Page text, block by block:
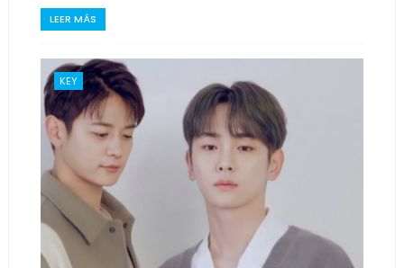
LEER MÁS
KEY